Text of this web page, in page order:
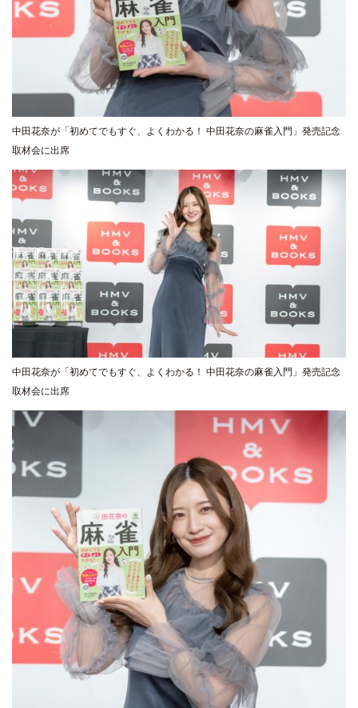
中田花奈が「初めてでもすぐ、よくわかる！ 中田花奈の麻雀入門」発売記念
取材会に出席
中田花奈が「初めてでもすぐ、よくわかる！ 中田花奈の麻雀入門」発売記念
取材会に出席